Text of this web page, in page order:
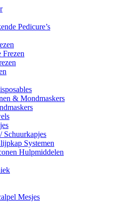
Pedicure’s
Frezen
& Mondmaskers
Schuurkapjes
Systemen
Hulpmiddelen
Mesjes